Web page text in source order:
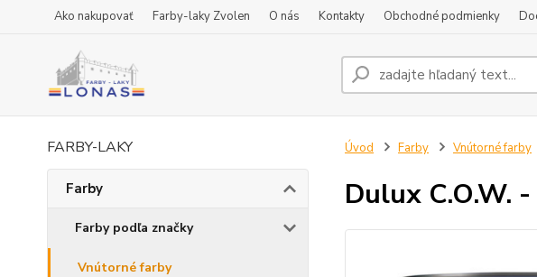
Ako nakupovať Farby-laky Zvolen O nás Kontakty Obchodné podmienky
FARBY-LAKY
Farby
Farby podľa značky
Vnútorné farby
Úvod Farby Vnútorné farby
Dulux C.O.W.